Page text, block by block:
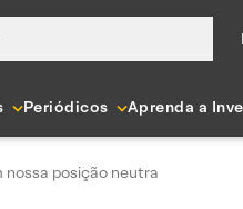
Periódicos Aprenda a
nossa posição neutra